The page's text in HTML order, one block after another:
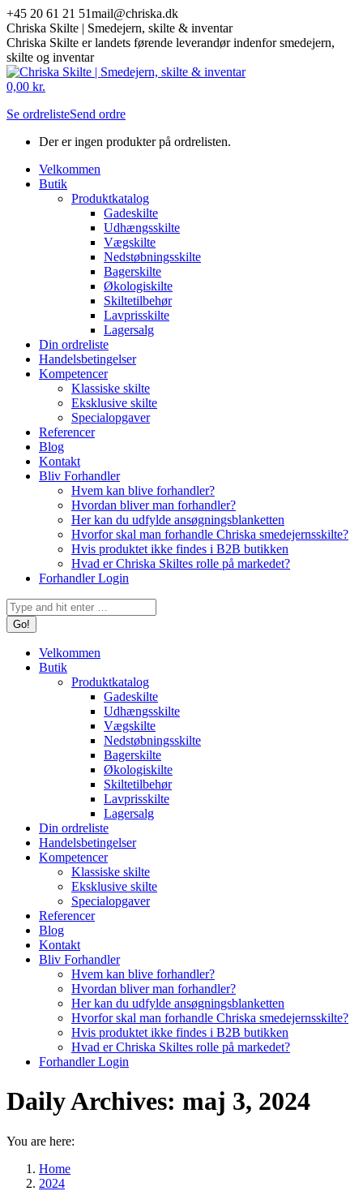
Skip
to
content
+45 20 61 21 51mail@chriska.dk
Chriska Skilte | Smedejern, skilte & inventar
Chriska Skilte er landets førende leverandør indenfor smedejern,
skilte og inventar
Mail
opens
new
Facebook
opens
new
0,00 kr.
Se ordrelisteSend ordre
Der er ingen produkter på ordrelisten.
Velkommen
Butik
Produktkatalog
Gadeskilte
Udhængsskilte
Vægskilte
Nedstøbningsskilte
Bagerskilte
Økologiskilte
Skiltetilbehør
Lavprisskilte
Lagersalg
Din ordreliste
Handelsbetingelser
Kompetencer
Klassiske skilte
Eksklusive skilte
Specialopgaver
Referencer
Blog
Kontakt
Bliv Forhandler
Hvem kan blive forhandler?
Hvordan bliver man forhandler?
Her kan du udfylde ansøgningsblanketten
Hvorfor skal man forhandle Chriska smedejernsskilte?
Hvis produktet ikke findes i B2B butikken
Hvad er Chriska Skiltes rolle på markedet?
Forhandler Login
Search:
Velkommen
Butik
Produktkatalog
Gadeskilte
Udhængsskilte
Vægskilte
Nedstøbningsskilte
Bagerskilte
Økologiskilte
Skiltetilbehør
Lavprisskilte
Lagersalg
Din ordreliste
Handelsbetingelser
Kompetencer
Klassiske skilte
Eksklusive skilte
Specialopgaver
Referencer
Blog
Kontakt
Bliv Forhandler
Hvem kan blive forhandler?
Hvordan bliver man forhandler?
Her kan du udfylde ansøgningsblanketten
Hvorfor skal man forhandle Chriska smedejernsskilte?
Hvis produktet ikke findes i B2B butikken
Hvad er Chriska Skiltes rolle på markedet?
Forhandler Login
Daily Archives: maj 3, 2024
You are here:
Home
2024